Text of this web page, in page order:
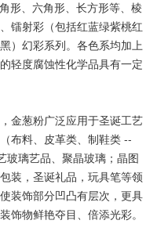
角形 六角形 长方形等
棱
镭射彩 （包括红蓝绿紫桃红
黑） 幻彩系列。 各色系均加 上
的轻度腐蚀性化学品具有一定
， 金葱粉广泛应用于圣诞工艺
（布料 皮革类 制鞋类 --
玻璃艺品 聚晶玻璃 ； 晶图
包装 ， 圣诞礼品 ， 玩具笔等领
使装饰部分凹凸有层次 ， 更具
装饰物鲜艳夺目 倍添光彩。